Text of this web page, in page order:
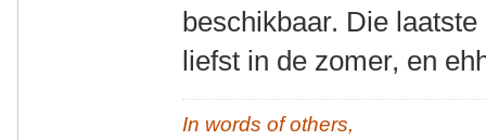
beschikbaar. Die
liefst in de zomer, en
In words of others,